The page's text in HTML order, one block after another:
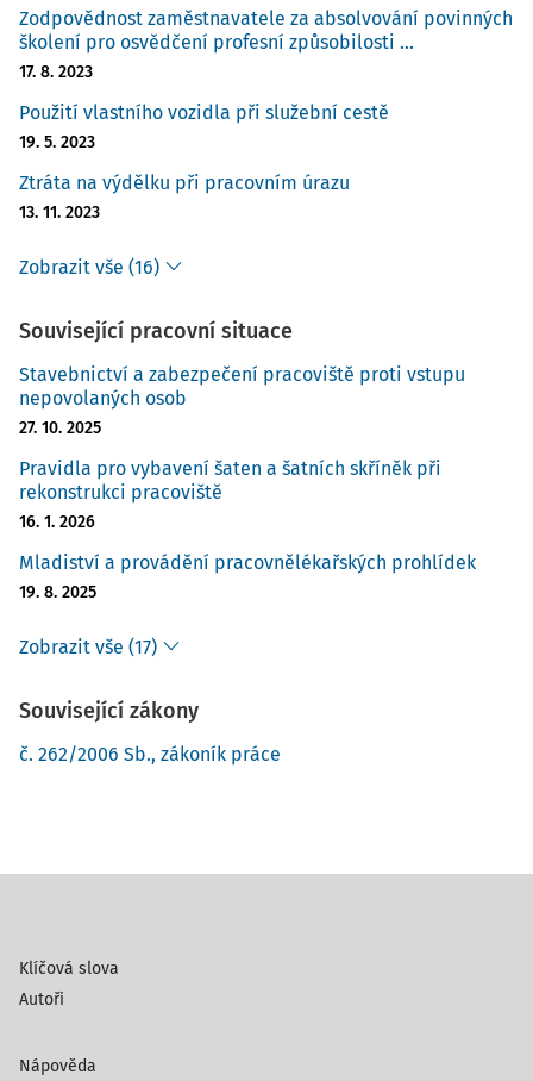
Zodpovědnost zaměstnavatele za absolvování povinných
školení pro osvědčení profesní způsobilosti ...
17. 8. 2023
Použití vlastního vozidla při služební cestě
19. 5. 2023
Ztráta na výdělku při pracovním úrazu
13. 11. 2023
Zobrazit vše (16)
Související pracovní situace
Stavebnictví a zabezpečení pracoviště proti vstupu
nepovolaných osob
27. 10. 2025
Pravidla pro vybavení šaten a šatních skříněk při
rekonstrukci pracoviště
16. 1. 2026
Mladiství a provádění pracovnělékařských prohlídek
19. 8. 2025
Zobrazit vše (17)
Související zákony
č. 262/2006 Sb., zákoník práce
Klíčová slova
Autoři
Nápověda